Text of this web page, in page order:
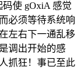
使 gOxiA 感觉
必须等待系统响
左右下一通乱移
调出开始的感
抓狂！事已至此